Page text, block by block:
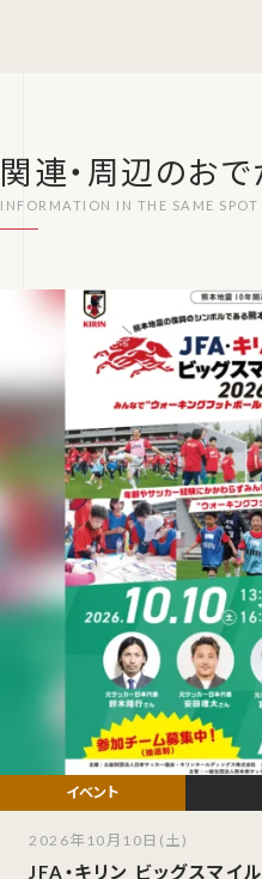
関連・周辺のお
JFA・キリン ビッグスマ
2026年10月10日(土)